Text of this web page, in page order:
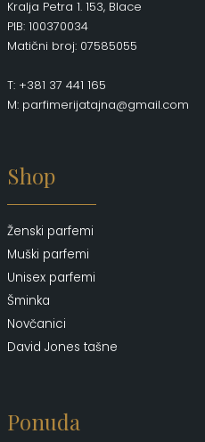
Kralja Petra 1. 153, Blace
PIB: 100370034
Matični broj: 07585055
T: +381 37 441 165
M: parfimerijatajna@gmail.com
Shop
Ženski parfemi
Muški parfemi
Unisex parfemi
Šminka
Novčanici
David Jones tašne
Ponuda